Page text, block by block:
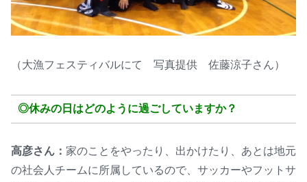
（大漁フェスティバルにて 写真提供 佐藤涼子さん）
◎休みの日はどのように過ごしていますか？
高彦さん： 家のことをやったり、出かけたり、あとは地元
の社会人チームに所属しているので、サッカーやフットサ